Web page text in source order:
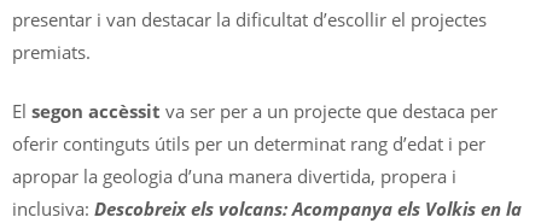
presentar i van destacar la dificultat d’escollir el projectes
premiats.
El segon accèssit va ser per a un projecte que destaca per
oferir continguts útils per un determinat rang d’edat i per
apropar la geologia d’una manera divertida, propera i
inclusiva: Descobreix els volcans: Acompanya els Volkis en la